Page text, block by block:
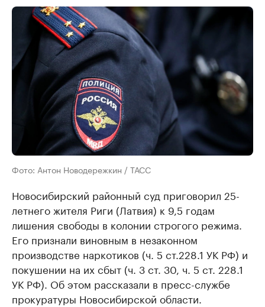
Фото: Антон Новодережкин / ТАСС
Новосибирский районный суд приговорил 25-
летнего жителя Риги (Латвия) к 9,5 годам
лишения свободы в колонии строгого режима.
Его признали виновным в незаконном
производстве наркотиков (ч. 5 ст.228.1 УК РФ) и
покушении на их сбыт (ч. 3 ст. 30, ч. 5 ст. 228.1
УК РФ). Об этом рассказали в пресс-службе
прокуратуры Новосибирской области.